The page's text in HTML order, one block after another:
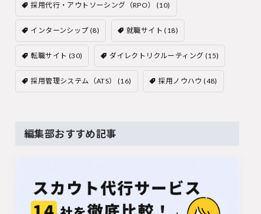
採用代行・アウトソーシング（RPO） (10)
インターンシップ (8) 就職サイト (18)
転職サイト (30) ダイレクトリクルーティング (15)
採用管理システム（ATS） (16) 採用ノウハウ (48)
編集部おすすめ記事